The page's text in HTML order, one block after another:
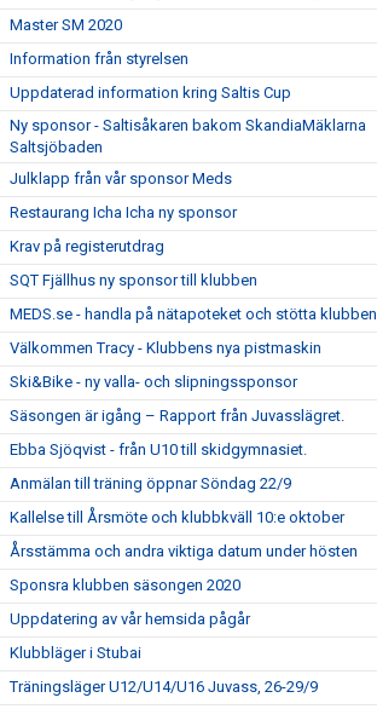
Master SM 2020
Information från styrelsen
Uppdaterad information kring Saltis Cup
Ny sponsor - Saltisåkaren bakom SkandiaMäklarna
Saltsjöbaden
Julklapp från vår sponsor Meds
Restaurang Icha Icha ny sponsor
Krav på registerutdrag
SQT Fjällhus ny sponsor till klubben
MEDS.se - handla på nätapoteket och stötta klubben
Välkommen Tracy - Klubbens nya pistmaskin
Ski&Bike - ny valla- och slipningssponsor
Säsongen är igång – Rapport från Juvasslägret.
Ebba Sjöqvist - från U10 till skidgymnasiet.
Anmälan till träning öppnar Söndag 22/9
Kallelse till Årsmöte och klubbkväll 10:e oktober
Årsstämma och andra viktiga datum under hösten
Sponsra klubben säsongen 2020
Uppdatering av vår hemsida pågår
Klubbläger i Stubai
Träningsläger U12/U14/U16 Juvass, 26-29/9